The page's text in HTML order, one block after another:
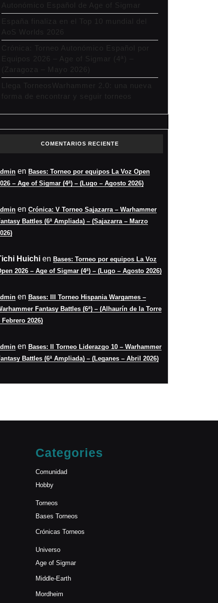
Autonómico Español de Age of Sigmar
España finaliza en el Top 10 mundial del
AoS Worlds 2026
Crónica: Torneo Autonómico Español por
Equipos 2026 – Age of Sigmar (4ª) –
(Zaragoza – Mayo 2026)
Llega TorneosWarhammer 2.0: una nueva
forma de encontrar y seguir torneos
COMENTARIOS RECIENTE
en Bases: Torneo por equipos La Voz Open
– Age of Sigmar (4ª) – (Lugo – Agosto 2026)
en Crónica: V Torneo Sajazarra – Warhammer
Battles (6ª Ampliada) – (Sajazarra – Marzo
Huichi en Bases: Torneo por equipos La Voz
2026 – Age of Sigmar (4ª) – (Lugo – Agosto 2026)
en Bases: III Torneo Hispania Wargames –
Fantasy Battles (6ª) – (Alhaurín de la Torre
Febrero 2026)
en Bases: II Torneo Liderazgo 10 – Warhammer
Battles (6ª Ampliada) – (Leganes – Abril 2026)
Categories
Comunidad
Hobby
Torneos
Bases Torneos
Crónicas Torneos
Universo
Age of Sigmar
Middle-Earth
Mordheim